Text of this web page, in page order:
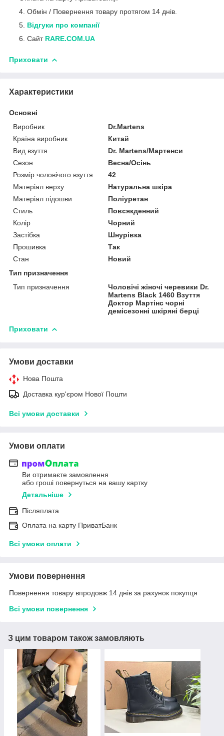
Обмін / Повернення товару протягом 14 днів.
Відгуки про компанії
Сайт RARE.COM.UA
Приховати
Характеристики
Основні
Виробник
Dr.Martens
Країна виробник
Китай
Вид взуття
Dr. Martens/Мартенси
Сезон
Весна/Осінь
Розмір чоловічого взуття
42
Матеріал верху
Натуральна шкіра
Матеріал підошви
Поліуретан
Стиль
Повсякденний
Колір
Чорний
Застібка
Шнурівка
Прошивка
Так
Стан
Новий
Тип призначення
Тип призначення
Чоловічі жіночі черевики Dr.
Martens Black 1460 Взуття
Доктор Мартінс чорні
демісезонні шкіряні берці
Приховати
Умови доставки
Нова Пошта
Доставка кур'єром Нової Пошти
Всі умови доставки
Умови оплати
Ви отримаєте замовлення
або гроші повернуться на вашу картку
Детальніше
Післяплата
Оплата на карту ПриватБанк
Всі умови оплати
Умови повернення
Повернення товару впродовж 14 днів за рахунок покупця
Всі умови повернення
З цим товаром також замовляють